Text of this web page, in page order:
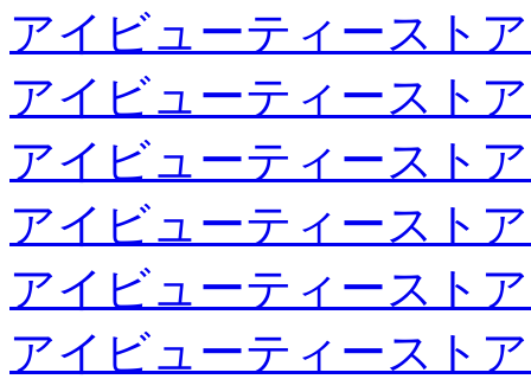
アイビューティースト
アイビューティースト
アイビューティースト
アイビューティースト
アイビューティースト
アイビューティースト